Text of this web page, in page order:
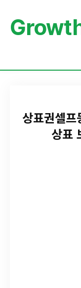
상표권셀
상표